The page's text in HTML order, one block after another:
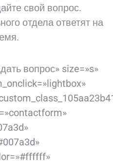
свой вопрос.
отдела ответят на
вопрос» size=»s»